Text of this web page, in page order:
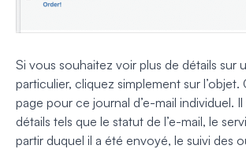
Si vous souhaitez voir plus de détails sur
particulier, cliquez simplement sur l’objet.
page pour ce journal d’e-mail individuel.
détails tels que le statut de l’e-mail, le
partir duquel il a été envoyé, le suivi des